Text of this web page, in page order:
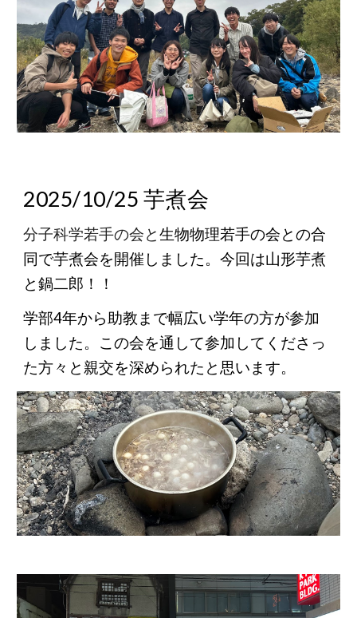
2025/10/25 芋煮会
分子科学若手の会と生物物理若手の会との合
同で芋煮会を開催しました。今回は山形芋煮
と鍋二郎！！
学部4年から助教まで幅広い学年の方が参加
しました。この会を通して参加してくださっ
た方々と親交を深められたと思います。